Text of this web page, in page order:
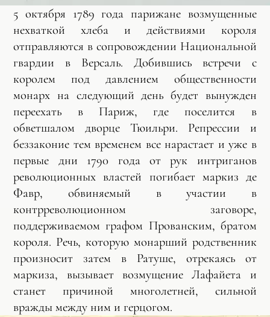
5 октября 1789 года парижане возмущенные
нехваткой хлеба и действиями короля
отправляются в сопровождении Национальной
гвардии в Версаль. Добившись встречи с
королем под давлением общественности
монарх на следующий день будет вынужден
переехать в Париж, где поселится в
обветшалом дворце Тюильри. Репрессии и
беззаконие тем временем все нарастает и уже в
первые дни 1790 года от рук интриганов
революционных властей погибает маркиз де
Фавр, обвиняемый в участии в
контрреволюционном заговоре,
поддерживаемом графом Прованским, братом
короля. Речь, которую монарший родственник
произносит затем в Ратуше, отрекаясь от
маркиза, вызывает возмущение Лафайета и
станет причиной многолетней, сильной
вражды между ним и герцогом.